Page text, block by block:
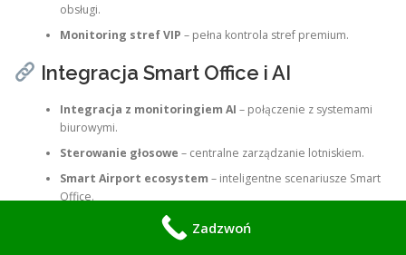
obsługi.
Monitoring stref VIP – pełna kontrola stref premium.
Integracja Smart Office i AI
Integracja z monitoringiem AI – połączenie z systemami
biurowymi.
Sterowanie głosowe – centralne zarządzanie lotniskiem.
Smart Airport ecosystem – inteligentne scenariusze Smart
Office.
Tabela – Funkcje Smart AI dla Lotnisk
Zadzwoń